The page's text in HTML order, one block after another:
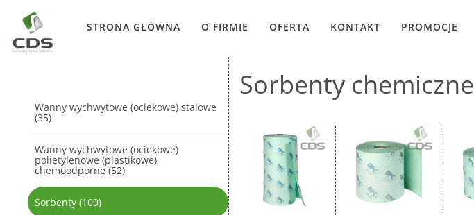
STRONA GŁÓWNA O FIRMIE OFERTA KONTAKT PROMOCJE
Wanny wychwytowe (ociekowe) stalowe
(35)
Wanny wychwytowe (ociekowe)
polietylenowe (plastikowe),
chemoodporne (52)
Sorbenty (109)
Sorbenty chemiczne